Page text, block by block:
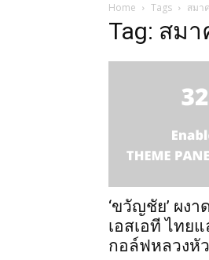
Home Tags สมา
Tag: สม
‘ขวัญชัย’ ผง
เอสเอที ไทย
กอล์ฟหลวงหั